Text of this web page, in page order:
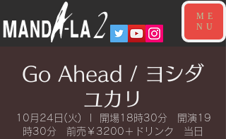
ME
NU
Go Ahead / ヨシダ
ユカリ
10月24日(火)
開場18時30分 開演19
時30分 前売￥3200＋ドリンク 当日